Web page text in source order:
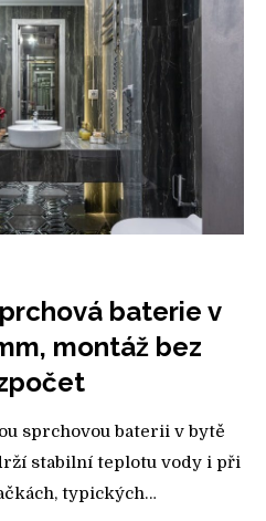
baterie v
montáž bez
sprchovou baterii v bytě
stabilní teplotu vody i při
typických…